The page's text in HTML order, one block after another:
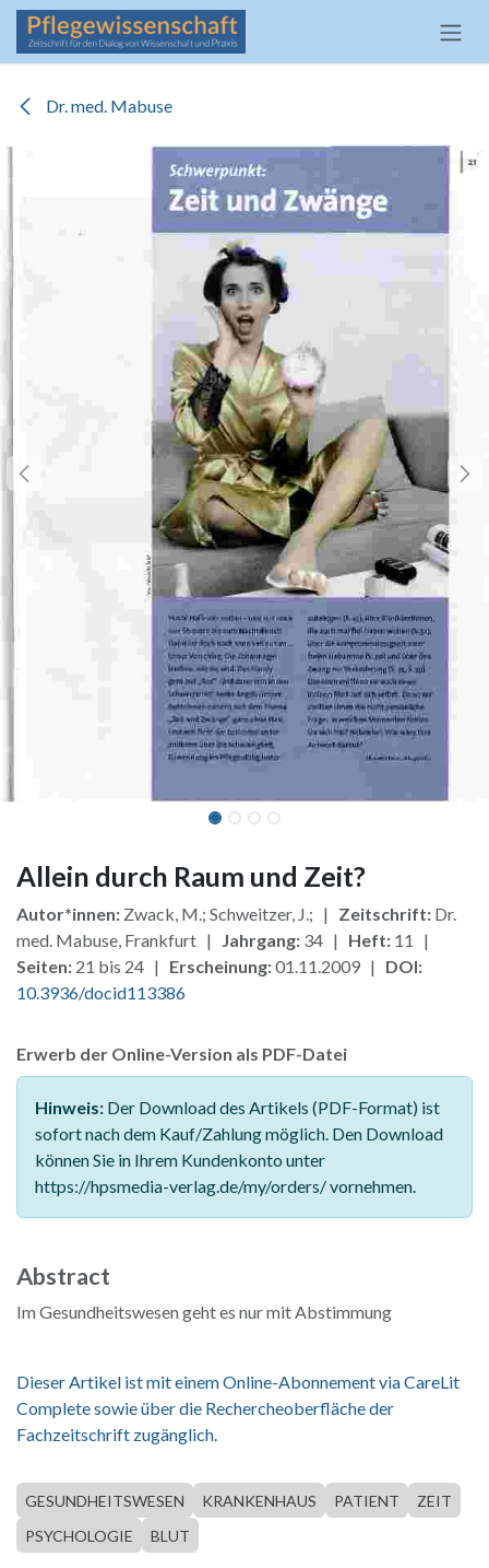
Zum Inhalt springen
Dr. med. Mabuse
Allein durch Raum und Zeit?
Autor*innen: Zwack, M.; Schweitzer, J.; | Zeitschrift: Dr.
med. Mabuse, Frankfurt | Jahrgang: 34 | Heft: 11 |
Seiten: 21 bis 24 | Erscheinung:01.11.2009 | DOI:
10.3936/docid113386
Erwerb der Online-Version als PDF-Datei
Hinweis: Der Download des Artikels (PDF-Format) ist
sofort nach dem Kauf/Zahlung möglich. Den Download
können Sie in Ihrem Kundenkonto unter
https://hpsmedia-verlag.de/my/orders/ vornehmen.
Abstract
Im Gesundheitswesen geht es nur mit Abstimmung
Dieser Artikel ist mit einem Online-Abonnement via CareLit
Complete sowie über die Rechercheoberfläche der
Fachzeitschrift zugänglich.
GESUNDHEITSWESEN KRANKENHAUS PATIENT
ZEIT
PSYCHOLOGIE
BLUT